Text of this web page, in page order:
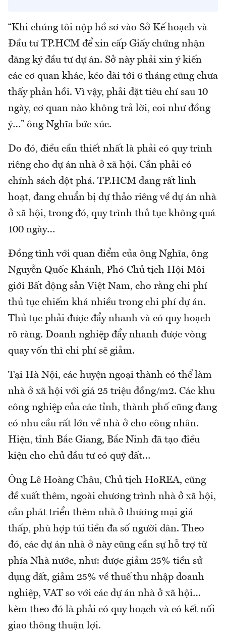
“Khi chúng tôi nộp hồ sơ vào Sở Kế hoạch và
Đầu tư TP.HCM để xin cấp Giấy chứng nhận
đăng ký đầu tư dự án. Sở này phải xin ý kiến
các cơ quan khác, kéo dài tới 6 tháng cũng chưa
thấy phản hồi. Vì vậy, phải đặt tiêu chí sau 10
ngày, cơ quan nào không trả lời, coi như đồng
ý…” ông Nghĩa bức xúc.
Do đó, điều cần thiết nhất là phải có quy trình
riêng cho dự án nhà ở xã hội. Cần phải có
chính sách đột phá. TP.HCM đang rất linh
hoạt, đang chuẩn bị dự thảo riêng về dự án nhà
ở xã hội, trong đó, quy trình thủ tục không quá
100 ngày…
Đồng tình với quan điểm của ông Nghĩa, ông
Nguyễn Quốc Khánh, Phó Chủ tịch Hội Môi
giới Bất động sản Việt Nam, cho rằng chi phí
thủ tục chiếm khá nhiều trong chi phí dự án.
Thủ tục phải được đẩy nhanh và có quy hoạch
rõ ràng. Doanh nghiệp đẩy nhanh được vòng
quay vốn thì chi phí sẽ giảm.
Tại Hà Nội, các huyện ngoại thành có thể làm
nhà ở xã hội với giá 25 triệu đồng/m2. Các khu
công nghiệp của các tỉnh, thành phố cũng đang
có nhu cầu rất lớn về nhà ở cho công nhân.
Hiện, tỉnh Bắc Giang, Bắc Ninh đã tạo điều
kiện cho chủ đầu tư có quỹ đất…
Ông Lê Hoàng Châu, Chủ tịch HoREA, cũng
đề xuất thêm, ngoài chương trình nhà ở xã hội,
cần phát triển thêm nhà ở thương mại giá
thấp, phù hợp túi tiền đa số người dân. Theo
đó, các dự án nhà ở này cũng cần sự hỗ trợ từ
phía Nhà nước, như: được giảm 25% tiền sử
dụng đất, giảm 25% về thuế thu nhập doanh
nghiệp, VAT so với các dự án nhà ở xã hội…
kèm theo đó là phải có quy hoạch và có kết nối
giao thông thuận lợi.